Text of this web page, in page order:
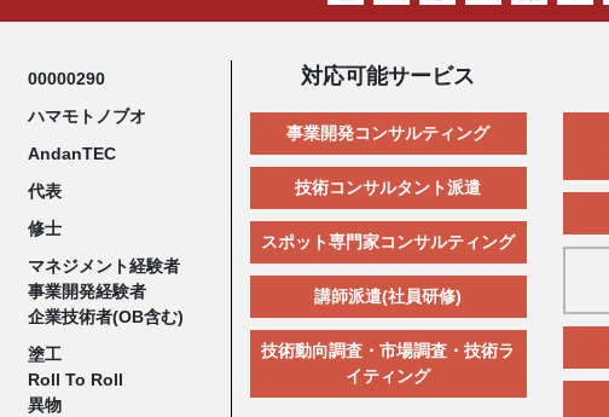
00000290
ハマモトノブオ
AndanTEC
代表
修士
マネジメント経験者
事業開発経験者
企業技術者(OB含む)
塗工
Roll To Roll
異物
対応可能サービス
事業開発コンサルティング
技術コンサルタント派遣
スポット専門家コンサルティング
講師派遣(社員研修)
技術動向調査・市場調査・技術ラ
イティング